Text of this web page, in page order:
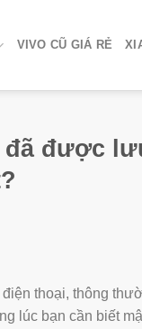
VIVO CŨ GIÁ RẺ
đã được
thoại, thông
lúc bạn cần biết